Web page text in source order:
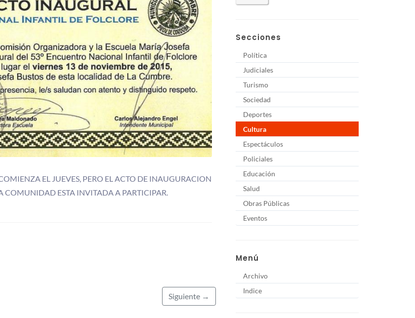
EL JUEVES, PERO EL ACTO DE INAUGURACION
COMUNIDAD ESTA INVITADA A PARTICIPAR.
Siguiente →
Secciones
Política
Judiciales
Turismo
Sociedad
Deportes
Cultura
Espectáculos
Policiales
Educación
Salud
Obras Públicas
Eventos
Menú
Archivo
Indice